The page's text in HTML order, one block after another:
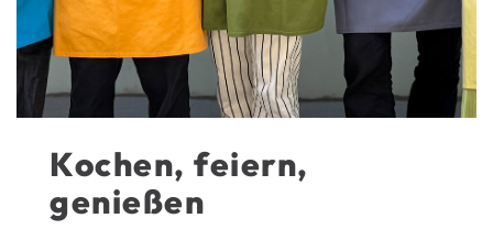
Kochen, feiern,
genießen